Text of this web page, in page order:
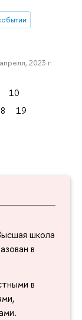
школа
в
в
2023 г.
10
19